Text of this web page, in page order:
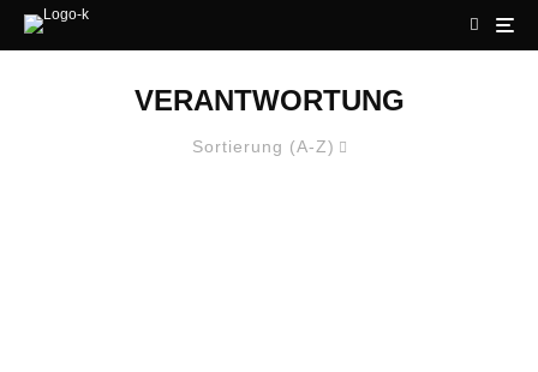
VERANTWORTUNG
Sortierung (A-Z)